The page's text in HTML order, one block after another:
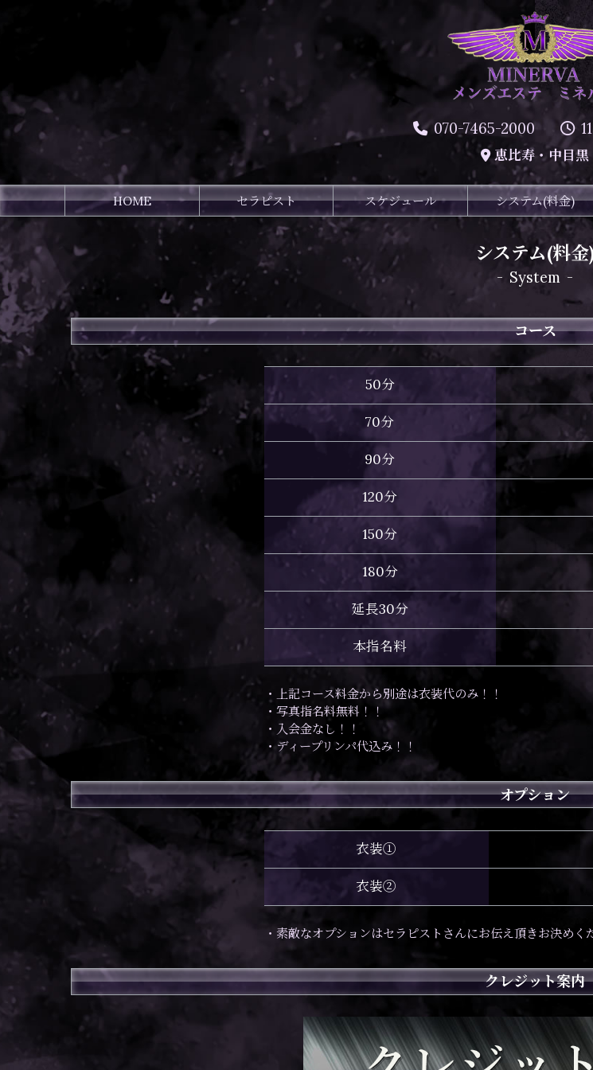
070-7465-2000
恵比寿・中目黒
HOME セラピスト スケジュール システム(料金)
システム(料金
- System -
コース
50分
70分
90分
120分
150分
180分
延長30分
本指名料
・上記コース料金から別途は衣装代のみ！！
・写真指名料無料！！
・入会金なし！！
・ディープリンパ代込み！！
オプション
衣装①
衣装②
・素敵なオプションはセラピストさんにお伝え頂きお決めく
クレジット案内